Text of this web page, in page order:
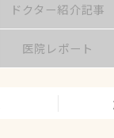
ドクター紹介記事
医院レポート